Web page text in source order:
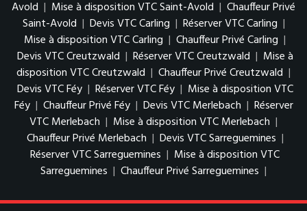
Avold | Mise à disposition VTC Saint-Avold | Chauffeur Privé
Saint-Avold | Devis VTC Carling | Réserver VTC Carling |
Mise à disposition VTC Carling | Chauffeur Privé Carling |
Devis VTC Creutzwald | Réserver VTC Creutzwald | Mise à
disposition VTC Creutzwald | Chauffeur Privé Creutzwald |
Devis VTC Féy | Réserver VTC Féy | Mise à disposition VTC
Féy | Chauffeur Privé Féy | Devis VTC Merlebach | Réserver
VTC Merlebach | Mise à disposition VTC Merlebach |
Chauffeur Privé Merlebach | Devis VTC Sarreguemines |
Réserver VTC Sarreguemines | Mise à disposition VTC
Sarreguemines | Chauffeur Privé Sarreguemines |